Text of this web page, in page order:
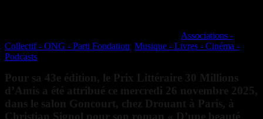
Associations -
Collectif - ONG - Parti Fondation Musique - Livres - Cinéma -
Podcasts
Pour sa 43e édition, le Prix Littéraire 30 Millions
d’Amis a été attribué ce mercredi 26 novembre 2025,
dans le salon Goncourt, chez Drouant à Paris, à